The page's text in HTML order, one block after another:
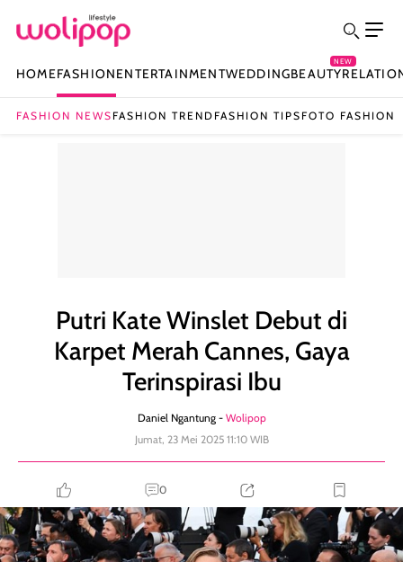
HOMEFASHIONENTERTAINMENTWEDDINGBEAUTY
NEW
FASHION NEWS FASHION TREND FASHION TIPS FOTO FASHION
Putri Kate Winslet Debut di
Karpet Merah Cannes, Gaya
Terinspirasi Ibu
Daniel Ngantung - Wolipop
Jumat, 23 Mei 2025 11:10 WIB
0